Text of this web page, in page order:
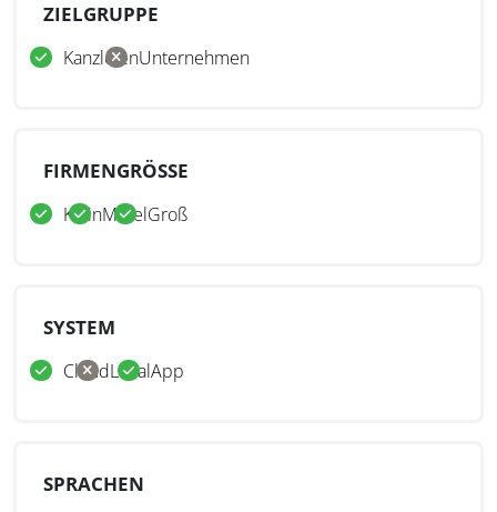
ZIELGRUPPE
KanzleienUnternehmen
FIRMENGRÖSSE
KleinMittelGroß
SYSTEM
CloudLokalApp
SPRACHEN